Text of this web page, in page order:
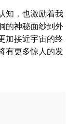
知，也激励着我
的神秘面纱到外
加接近宇宙的终
有更多惊人的发